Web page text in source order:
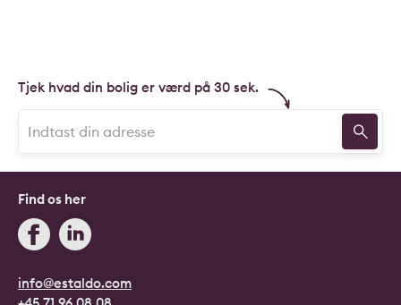
Tjek hvad din bolig er værd på 30 sek.
info@estaldo.com
Find os her